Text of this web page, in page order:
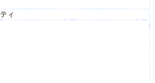
ィ